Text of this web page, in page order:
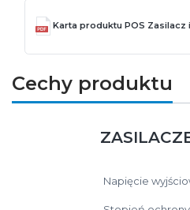
Karta produktu POS
Cechy produktu
Napięcie